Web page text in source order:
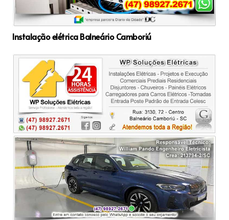
Instalação elétrica Balneário Camboriú